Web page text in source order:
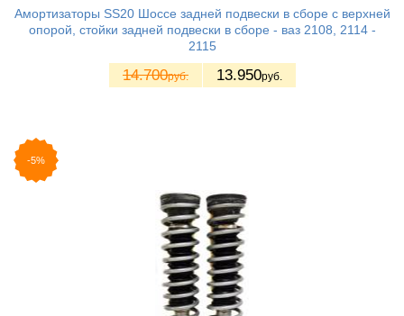
Амортизаторы SS20 Шоссе задней подвески в сборе с верхней
опорой, стойки задней подвески в сборе - ваз 2108, 2114 -
2115
14.700руб. 13.950руб.
-5%